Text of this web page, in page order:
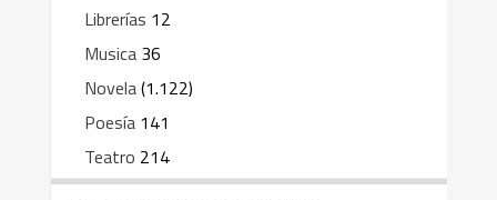
Librerías 12
Musica 36
Novela(1.122)
Poesía 141
Teatro 214